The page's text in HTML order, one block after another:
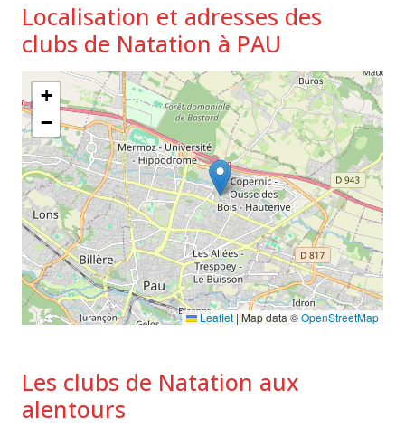
Localisation et adresses des
clubs de Natation à PAU
+
−
Leaflet |Map data ©OpenStreetMap
Les clubs de Natation aux
alentours